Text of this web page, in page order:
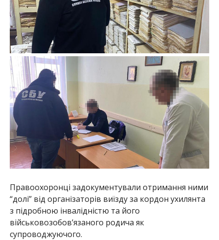
Правоохоронці задокументували отримання ними
“долі” від організаторів виїзду за кордон ухилянта
з підробною інвалідністю та його
військовозобов’язаного родича як
супроводжуючого.